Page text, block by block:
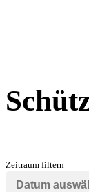
Zeitraum filtern